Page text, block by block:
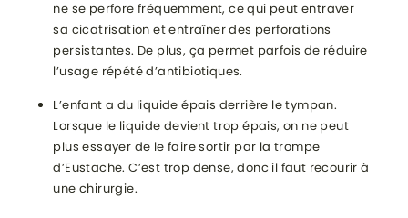
ne se perfore fréquemment, ce qui peut entraver
sa cicatrisation et entraîner des perforations
persistantes. De plus, ça permet parfois de réduire
l’usage répété d’antibiotiques.
L’enfant a du liquide épais derrière le tympan.
Lorsque le liquide devient trop épais, on ne peut
plus essayer de le faire sortir par la trompe
d’Eustache. C’est trop dense, donc il faut recourir à
une chirurgie.